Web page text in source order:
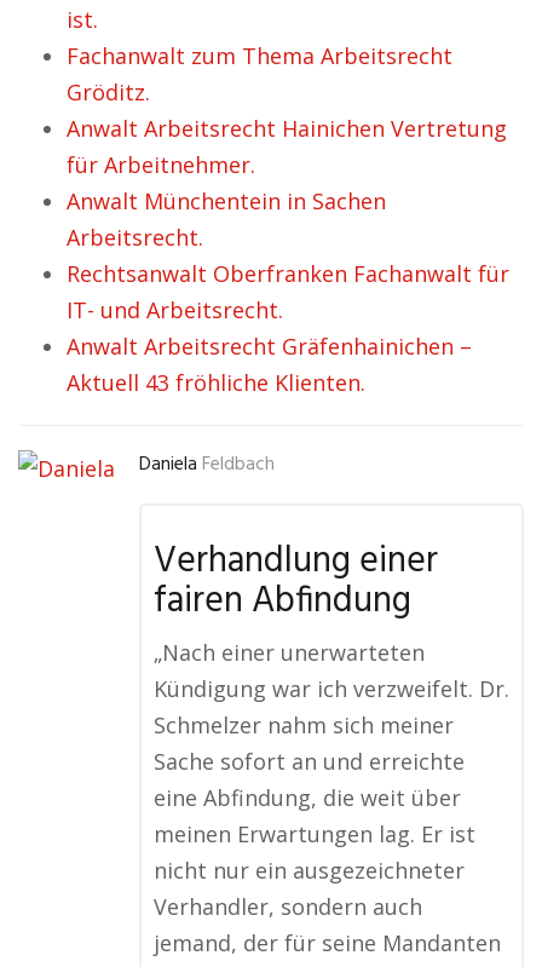
ist.
Fachanwalt zum Thema Arbeitsrecht
Gröditz.
Anwalt Arbeitsrecht Hainichen Vertretung
für Arbeitnehmer.
Anwalt Münchentein in Sachen
Arbeitsrecht.
Rechtsanwalt Oberfranken Fachanwalt für
IT- und Arbeitsrecht.
Anwalt Arbeitsrecht Gräfenhainichen –
Aktuell 43 fröhliche Klienten.
Daniela Feldbach
Verhandlung einer
fairen Abfindung
„Nach einer unerwarteten
Kündigung war ich verzweifelt. Dr.
Schmelzer nahm sich meiner
Sache sofort an und erreichte
eine Abfindung, die weit über
meinen Erwartungen lag. Er ist
nicht nur ein ausgezeichneter
Verhandler, sondern auch
jemand, der für seine Mandanten